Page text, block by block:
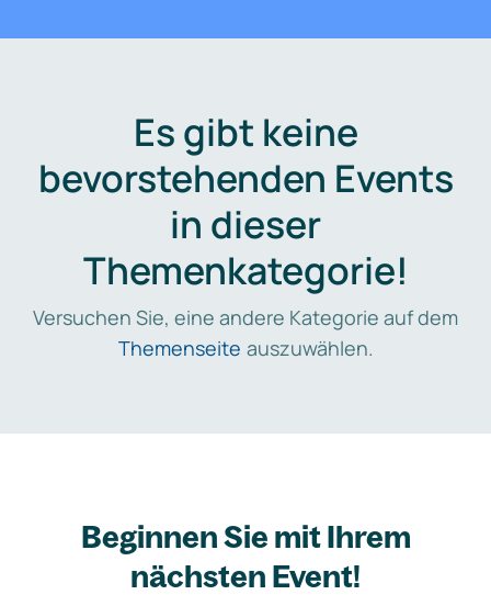
Es gibt keine
bevorstehenden Events
in dieser
Themenkategorie!
Versuchen Sie, eine andere Kategorie auf dem
Themenseite auszuwählen.
Beginnen Sie mit Ihrem
nächsten Event!